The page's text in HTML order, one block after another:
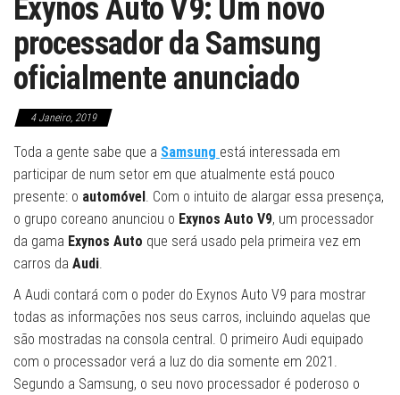
Exynos Auto V9: Um novo
processador da Samsung
oficialmente anunciado
4 Janeiro, 2019
Toda a gente sabe que a Samsung está interessada em
participar de num setor em que atualmente está pouco
presente: o automóvel. Com o intuito de alargar essa presença,
o grupo coreano anunciou o Exynos Auto V9, um processador
da gama Exynos Auto que será usado pela primeira vez em
carros da Audi.
A Audi contará com o poder do Exynos Auto V9 para mostrar
todas as informações nos seus carros, incluindo aquelas que
são mostradas na consola central. O primeiro Audi equipado
com o processador verá a luz do dia somente em 2021.
Segundo a Samsung, o seu novo processador é poderoso o